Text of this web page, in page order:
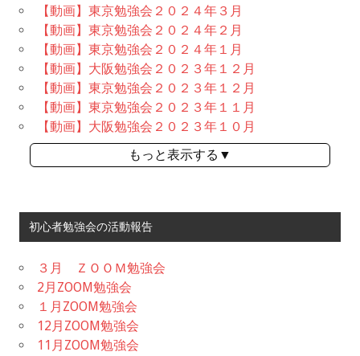
【動画】東京勉強会２０２４年３月
【動画】東京勉強会２０２４年２月
【動画】東京勉強会２０２４年１月
【動画】大阪勉強会２０２３年１２月
【動画】東京勉強会２０２３年１２月
【動画】東京勉強会２０２３年１１月
【動画】大阪勉強会２０２３年１０月
もっと表示する▼
初心者勉強会の活動報告
３月 ＺＯＯＭ勉強会
2月ZOOM勉強会
１月ZOOM勉強会
12月ZOOM勉強会
11月ZOOM勉強会